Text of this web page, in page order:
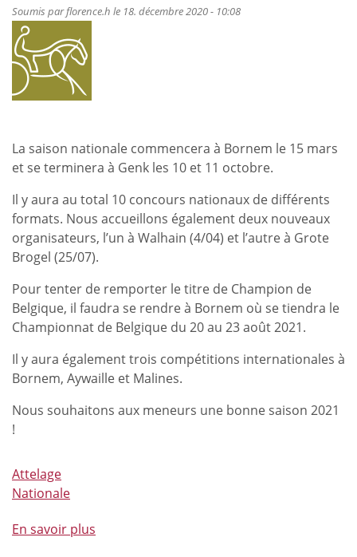
Soumis parflorence.h le 18. décembre 2020 - 10:08
La saison nationale commencera à Bornem le 15 mars
et se terminera à Genk les 10 et 11 octobre.
Il y aura au total 10 concours nationaux de différents
formats. Nous accueillons également deux nouveaux
organisateurs, l’un à Walhain (4/04) et l’autre à Grote
Brogel (25/07).
Pour tenter de remporter le titre de Champion de
Belgique, il faudra se rendre à Bornem où se tiendra le
Championnat de Belgique du 20 au 23 août 2021.
Il y aura également trois compétitions internationales à
Bornem, Aywaille et Malines.
Nous souhaitons aux meneurs une bonne saison 2021
!
Attelage
Nationale
En savoir plus